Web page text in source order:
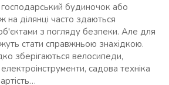
будиночок або
на ділянці часто здаються
з погляду безпеки. Але для
стати справжньою знахідкою.
зберігаються велосипеди,
садова техніка